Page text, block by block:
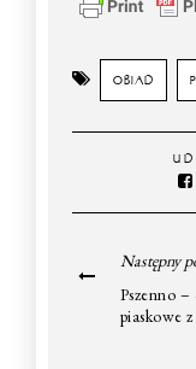
OBIAD
Następny
Pszenno
piaskowe